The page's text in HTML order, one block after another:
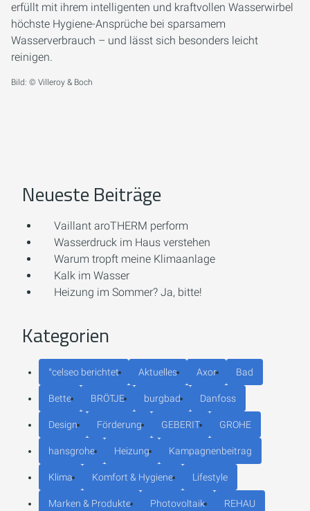
erfüllt mit ihrem intelligenten und kraftvollen Wasserwirbel
höchste Hygiene-Ansprüche bei sparsamem
Wasserverbrauch – und lässt sich besonders leicht
reinigen.
Bild: © Villeroy & Boch
Neueste Beiträge
Vaillant aroTHERM perform
Wasserdruck im Haus verstehen
Warum tropft meine Klimaanlage
Kalk im Wasser
Heizung im Sommer? Ja, bitte!
Kategorien
°celseo berichtet Aktuelles Axor Bad
Bette BRÖTJE burgbad Danfoss
Design Förderung GEBERIT GROHE
hansgrohe Heizung Kampagnenbeitrag
Klima Komfort & Hygiene Lifestyle
Marken & Produkte Photovoltaik REHAU